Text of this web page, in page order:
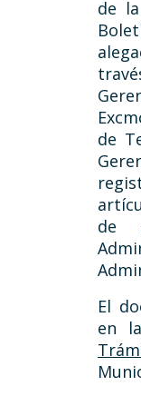
de
de
de
El
en